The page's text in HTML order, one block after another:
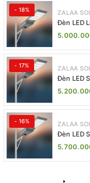
- 18% ZALAA
Đèn LED
TG 20W
- 17% ZALAA
Đèn LED
One |
- 16% ZALAA
Đèn LED
One |